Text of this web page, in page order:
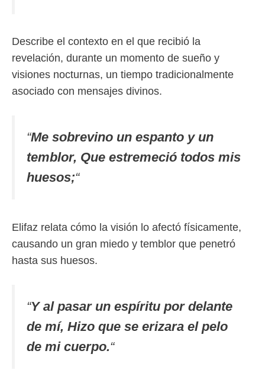
Describe el contexto en el que recibió la
revelación, durante un momento de sueño y
visiones nocturnas, un tiempo tradicionalmente
asociado con mensajes divinos.
“Me sobrevino un espanto y un
temblor, Que estremeció todos mis
huesos;“
Elifaz relata cómo la visión lo afectó físicamente,
causando un gran miedo y temblor que penetró
hasta sus huesos.
“Y al pasar un espíritu por delante
de mí, Hizo que se erizara el pelo
de mi cuerpo.“